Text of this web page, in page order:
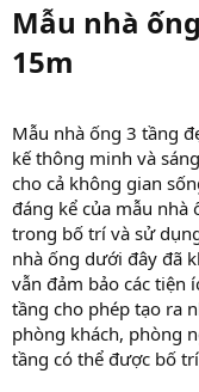
Mẫu nhà
15m​
Mẫu nhà ống 3 tầng
kế thông minh và
cho cả không gian
đáng kể của mẫu
trong bố trí và sử
nhà ống dưới đây đã
vẫn đảm bảo các tiện
tầng cho phép tạo ra
phòng khách, phòng
tầng có thể được bố